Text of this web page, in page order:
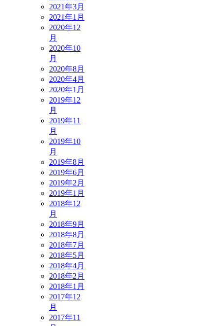
2021年3月
2021年1月
2020年12
月
2020年10
月
2020年8月
2020年4月
2020年1月
2019年12
月
2019年11
月
2019年10
月
2019年8月
2019年6月
2019年2月
2019年1月
2018年12
月
2018年9月
2018年8月
2018年7月
2018年5月
2018年4月
2018年2月
2018年1月
2017年12
月
2017年11